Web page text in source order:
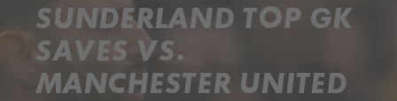
SUNDERLAND TOP GK
SAVES VS.
MANCHESTER UNITED